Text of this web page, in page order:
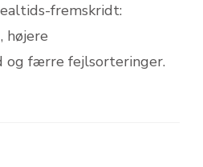
fremskridt:
højere
og færre fejlsorteringer.